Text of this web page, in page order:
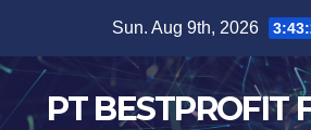
content
Sun. Aug 9th, 2026
PT BESTPROFIT